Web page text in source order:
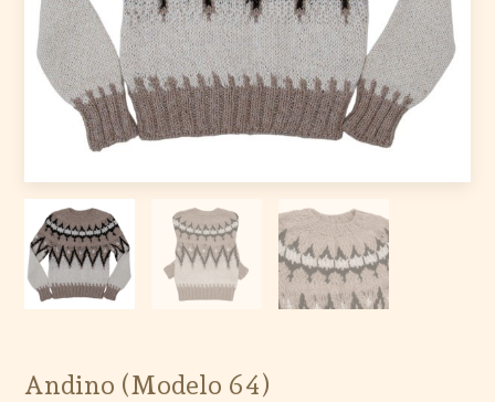
Andino (Modelo 64)